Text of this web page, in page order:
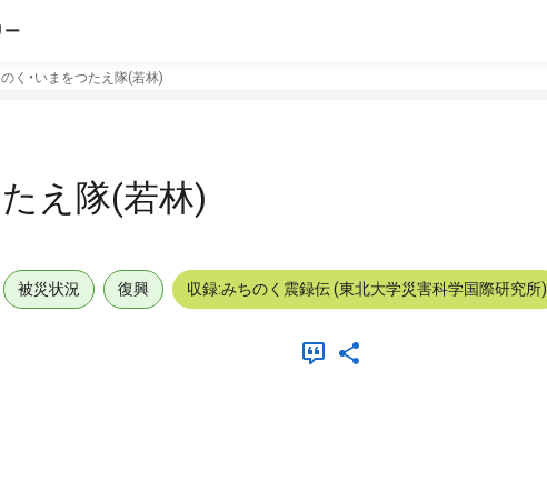
ー
く・いまをつたえ隊(若林)
え隊(若林)
被災状況 復興 収録:みちのく震録伝 (東北大学災害科学国際研究所)